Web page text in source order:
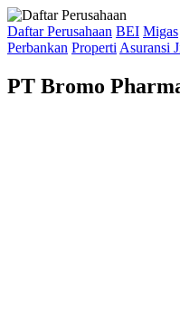
Daftar Perusahaan BEI Migas
Perbankan Properti Asuransi
PT Bromo